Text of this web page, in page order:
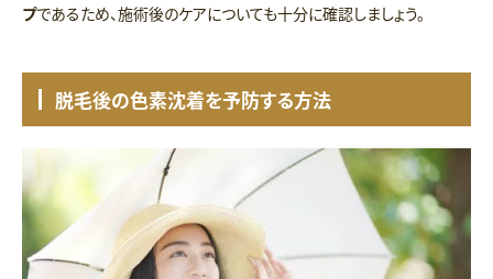
プであるため、施術後のケアについても十分に確認しましょう。
脱毛後の色素沈着を予防する方法